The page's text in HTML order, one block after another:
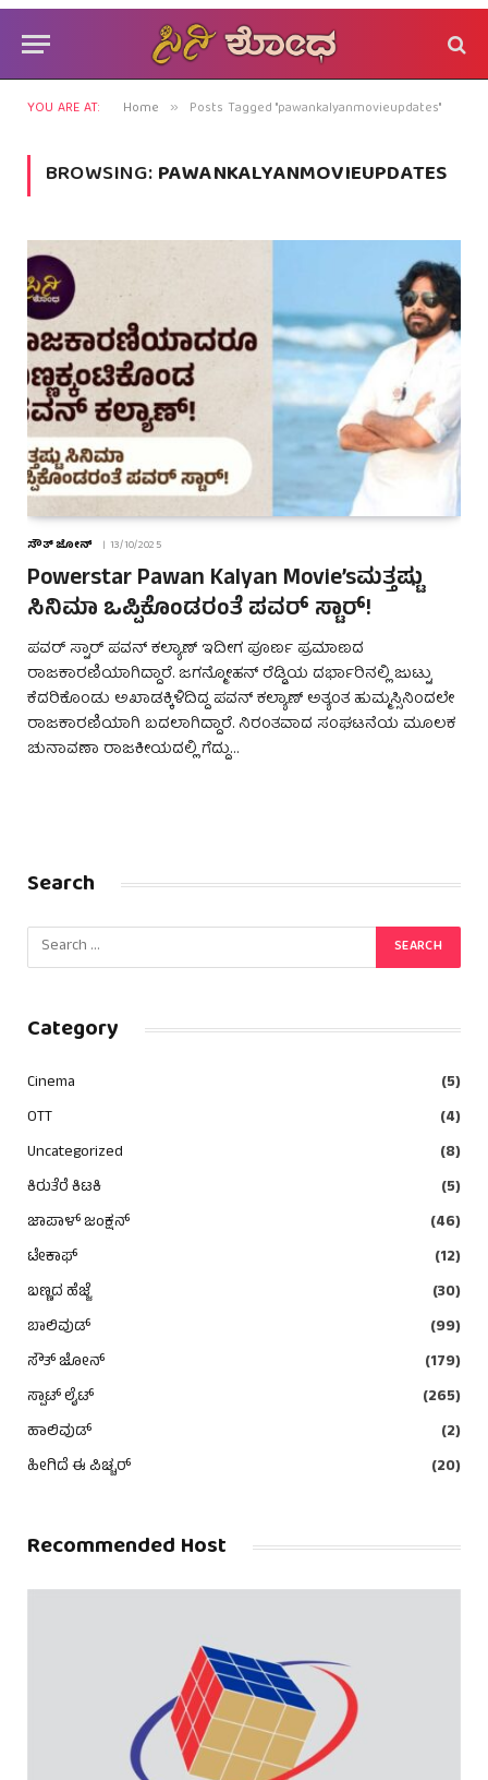
YOU ARE AT: Home » Posts Tagged "pawankalyanmovieupdates"
BROWSING:PAWANKALYANMOVIEUPDATES
ಸೌತ್ ಜೋನ್ 13/10/2025
Powerstar Pawan Kalyan Movie’sಮತ್ತಷ್ಟು
ಸಿನಿಮಾ ಒಪ್ಪಿಕೊಂಡರಂತೆ ಪವರ್ ಸ್ಟಾರ್!
ಪವರ್ ಸ್ಟಾರ್ ಪವನ್ ಕಲ್ಯಾಣ್ ಇದೀಗ ಪೂರ್ಣ ಪ್ರಮಾಣದ
ರಾಜಕಾರಣಿಯಾಗಿದ್ದಾರೆ. ಜಗನ್ಮೋಹನ್ ರೆಡ್ಡಿಯ ದರ್ಭಾರಿನಲ್ಲಿ ಜುಟ್ಟು
ಕೆದರಿಕೊಂಡು ಅಖಾಡಕ್ಕಿಳಿದಿದ್ದ ಪವನ್ ಕಲ್ಯಾಣ್ ಅತ್ಯಂತ ಹುಮ್ಮಸ್ಸಿನಿಂದಲೇ
ರಾಜಕಾರಣಿಯಾಗಿ ಬದಲಾಗಿದ್ದಾರೆ. ನಿರಂತವಾದ ಸಂಘಟನೆಯ ಮೂಲಕ
ಚುನಾವಣಾ ರಾಜಕೀಯದಲ್ಲಿ ಗೆದ್ದು…
Search
Category
Cinema
(5)
OTT
(4)
Uncategorized
(8)
ಕಿರುತೆರೆ ಕಿಟಕಿ
(5)
ಜಾಪಾಳ್ ಜಂಕ್ಷನ್
(46)
ಟೇಕಾಫ್
(12)
ಬಣ್ಣದ ಹೆಜ್ಜೆ
(30)
ಬಾಲಿವುಡ್
(99)
ಸೌತ್ ಜೋನ್
(179)
ಸ್ಪಾಟ್ ಲೈಟ್
(265)
ಹಾಲಿವುಡ್
(2)
ಹೀಗಿದೆ ಈ ಪಿಚ್ಚರ್
(20)
Recommended Host